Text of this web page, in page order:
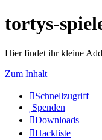
tortys-
Hier findet ihr kleine
Zum Inhalt
Schnellzugriff
Spenden
Downloads
Hackliste